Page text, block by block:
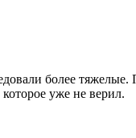
более
уже не верил.